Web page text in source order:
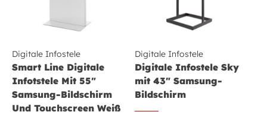
Digitale Infostele
Smart Line Digitale
Infotstele Mit 55″
Samsung-Bildschirm
Und Touchscreen Weiß
Digitale Infostele
Digitale Infostele Sky
mit 43″ Samsung-
Bildschirm